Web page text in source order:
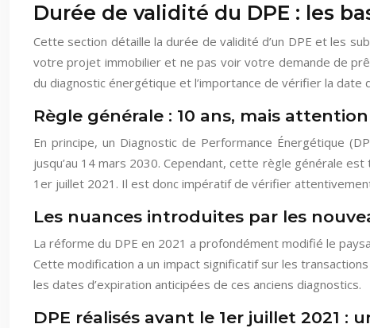
Durée de validité du DPE : les
Cette section détaille la durée de validité d’un DPE et les
votre projet immobilier et ne pas voir votre demande de
du diagnostic énergétique et l’importance de vérifier la date
Règle générale : 10 ans, mais
En principe, un Diagnostic de Performance Énergétique
jusqu’au 14 mars 2030. Cependant, cette règle générale
1er juillet 2021. Il est donc impératif de vérifier
Les nuances introduites par les
La réforme du DPE en 2021 a profondément modifié le
Cette modification a un impact significatif sur les
les dates d’expiration anticipées de ces anciens diagnostics.
DPE réalisés avant le 1er juillet 2021 :